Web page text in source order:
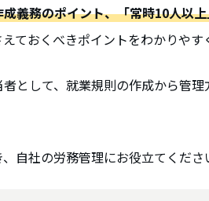
義務のポイント、「常時10人以
ておくべきポイントをわかりやす
として、就業規則の作成から管
自社の労務管理にお役立てくださ